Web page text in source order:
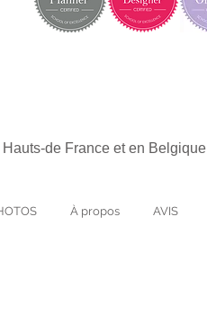
de France et en Belgique
À propos AVIS